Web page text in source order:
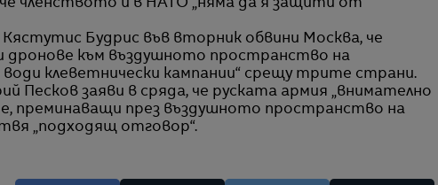
членството ѝ в НАТО „няма да я защити от
Будрис във вторник обвини Москва, че
дронове към въздушното пространство на
клеветнически кампании“ срещу трите страни.
Песков заяви в сряда, че руската армия „внимателно
преминаващи през въздушното пространство на
„подходящ отговор“.